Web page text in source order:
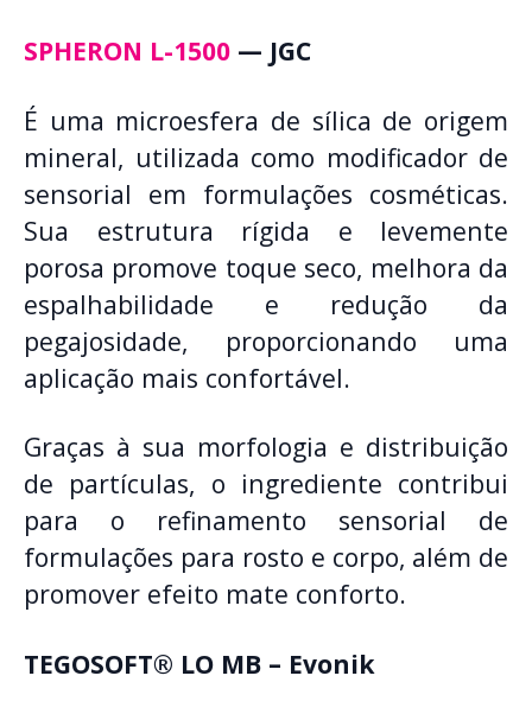
SPHERON L-1500 — JGC
É uma microesfera de sílica de origem
mineral, utilizada como modificador de
sensorial em formulações cosméticas.
Sua estrutura rígida e levemente
porosa promove toque seco, melhora da
espalhabilidade e redução da
pegajosidade, proporcionando uma
aplicação mais confortável.
Graças à sua morfologia e distribuição
de partículas, o ingrediente contribui
para o refinamento sensorial de
formulações para rosto e corpo, além de
promover efeito mate conforto.
TEGOSOFT® LO MB – Evonik